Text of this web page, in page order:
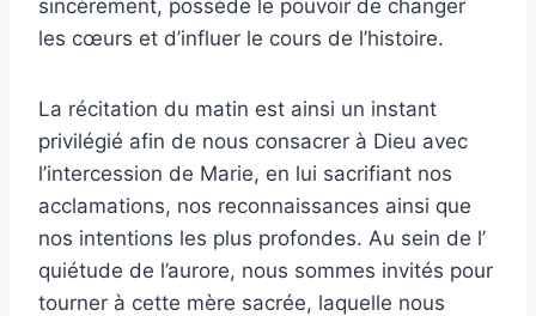
sincèrement, possède le pouvoir de changer
les cœurs et d’influer le cours de l’histoire.
La récitation du matin est ainsi un instant
privilégié afin de nous consacrer à Dieu avec
l’intercession de Marie, en lui sacrifiant nos
acclamations, nos reconnaissances ainsi que
nos intentions les plus profondes. Au sein de l’
quiétude de l’aurore, nous sommes invités pour
tourner à cette mère sacrée, laquelle nous